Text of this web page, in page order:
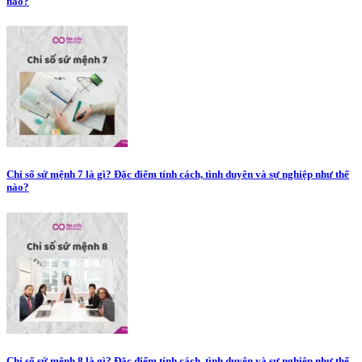
Chỉ số sứ mệnh 7 là gì? Đặc điểm tính cách, tình duyên và sự nghiệp như thế
nào?